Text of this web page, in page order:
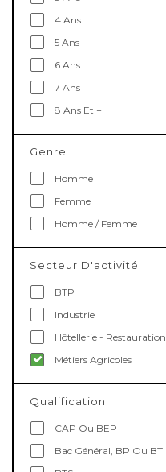
4 Ans
5 Ans
6 Ans
7 Ans
8 Ans Et +
Genre
Homme
Femme
Homme / Femme
Secteur D'activité
BTP
Industrie
Hôtellerie - Restauration
Métiers Agricoles
Qualification
CAP Ou BEP
Bac Général, BP Ou BT